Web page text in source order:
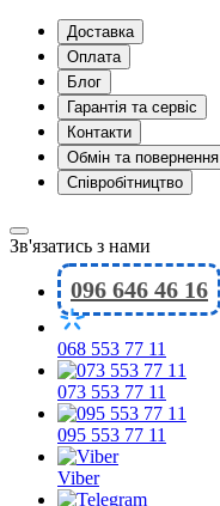
Доставка
Оплата
Блог
Гарантія та сервіс
Контакти
Обмін та повернення
Співробітництво
Зв'язатись з нами
096 646 46 16
068 553 77 11
073 553 77 11
095 553 77 11
Viber